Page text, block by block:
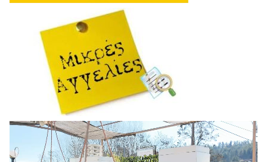
Πρόγραμμα
Αναπαραγωγής
Βίντεο